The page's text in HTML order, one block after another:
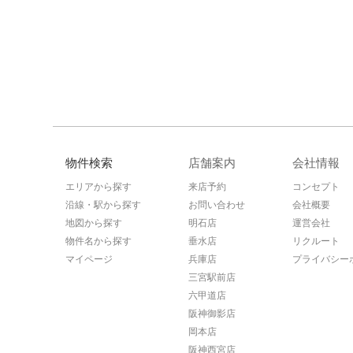
物件検索
エリアから探す
沿線・駅から探す
地図から探す
物件名から探す
マイページ
店舗案内
来店予約
お問い合わせ
明石店
垂水店
兵庫店
三宮駅前店
六甲道店
阪神御影店
岡本店
阪神西宮店
会社情報
コンセプト
会社概要
運営会社
リクルート
プライバシー